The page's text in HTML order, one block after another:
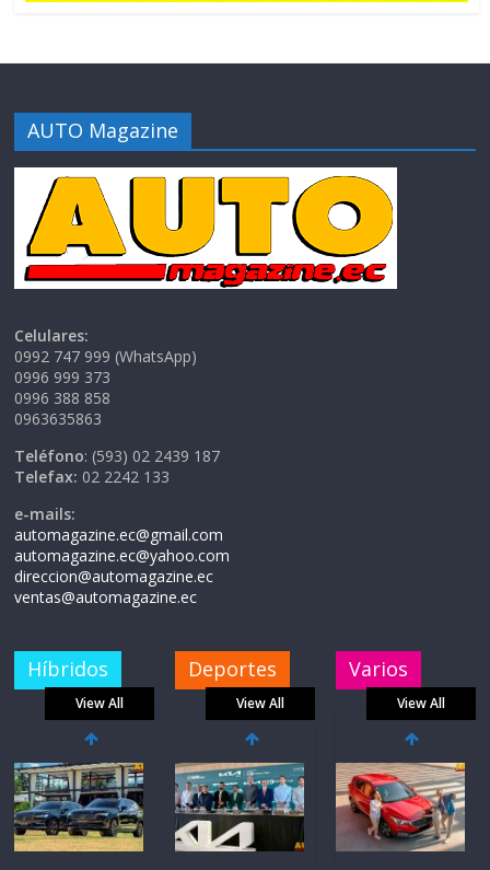
AUTO Magazine
Celulares:
0992 747 999 (WhatsApp)
0996 999 373
0996 388 858
0963635863
Teléfono: (593) 02 2439 187
Telefax: 02 2242 133
e-mails:
automagazine.ec@gmail.com
automagazine.ec@yahoo.com
direccion@automagazine.ec
ventas@automagazine.ec
Híbridos
View All
Deportes
View All
Varios
View All